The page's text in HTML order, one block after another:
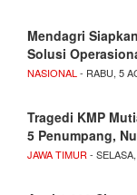
Mendagri
Solusi
NASIONAL - RABU, 5
Tragedi KMP
5 Penumpang,
JAWA TIMUR -